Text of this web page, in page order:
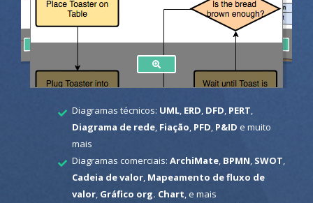
Diagramas técnicos: UML, ERD DFD PERT
Diagrama de rede, Fiação PFD P&ID e muito
mais
Diagramas comerciais: ArchiMate, BPMN SWOT
Cadeia de valor, Mapeamento de fluxo de
valor, Gráfico org. Chart , e mais